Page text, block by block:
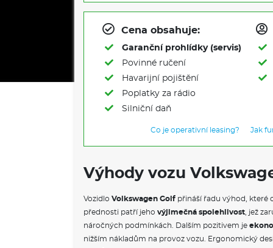
Cena obsahuje:
Garanční prohlídky (servis)
Povinné ručení
Havarijní pojištění
Poplatky za rádio
Silniční daň
Co je operativní leasing? Jak
Výhody vozu
Vozidlo Volkswagen Golf přináší řadu výhod, které
přednosti patří jeho výjimečná spolehlivost , jež
náročných podmínkách. Dalším pozitivem je
nižším nákladům na provoz vozu. Ergonomický